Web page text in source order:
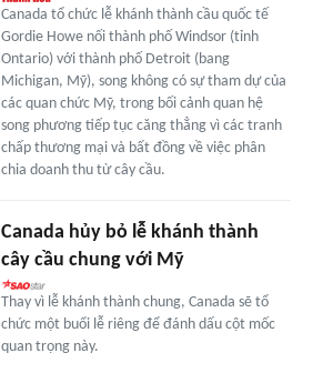
Canada tổ chức lễ khánh thành cầu quốc tế
Gordie Howe nối thành phố Windsor (tỉnh
Ontario) với thành phố Detroit (bang
Michigan, Mỹ), song không có sự tham dự của
các quan chức Mỹ, trong bối cảnh quan hệ
song phương tiếp tục căng thẳng vì các tranh
chấp thương mại và bất đồng về việc phân
chia doanh thu từ cây cầu.
Canada hủy bỏ lễ khánh thành
cây cầu chung với Mỹ
Thay vì lễ khánh thành chung, Canada sẽ tổ
chức một buổi lễ riêng để đánh dấu cột mốc
quan trọng này.